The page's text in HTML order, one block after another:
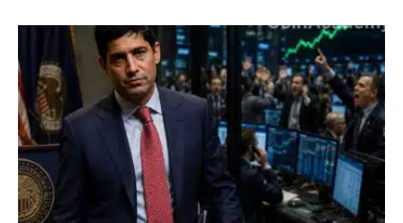
Emploi américain : 23 000 postes détruits en juillet, les